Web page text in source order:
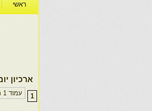
ראשי
ארכיון
עמוד 1 מתוך 1 1